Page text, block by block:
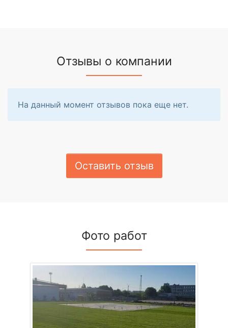
Отзывы о компании
На данный момент отзывов пока еще нет.
Оставить отзыв
Фото работ